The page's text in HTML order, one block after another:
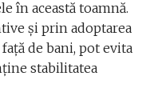
în această toamnă.
și prin adoptarea
de bani, pot evita
stabilitatea